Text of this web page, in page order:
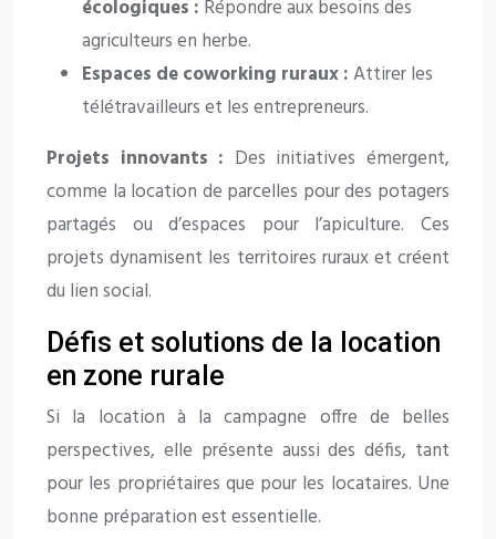
écologiques : Répondre aux besoins des
agriculteurs en herbe.
Espaces de coworking ruraux :Attirer les
télétravailleurs et les entrepreneurs.
Projets innovants : Des initiatives émergent,
comme la location de parcelles pour des potagers
partagés ou d’espaces pour l’apiculture. Ces
projets dynamisent les territoires ruraux et créent
du lien social.
Défis et solutions de la location
en zone rurale
Si la location à la campagne offre de belles
perspectives, elle présente aussi des défis, tant
pour les propriétaires que pour les locataires. Une
bonne préparation est essentielle.